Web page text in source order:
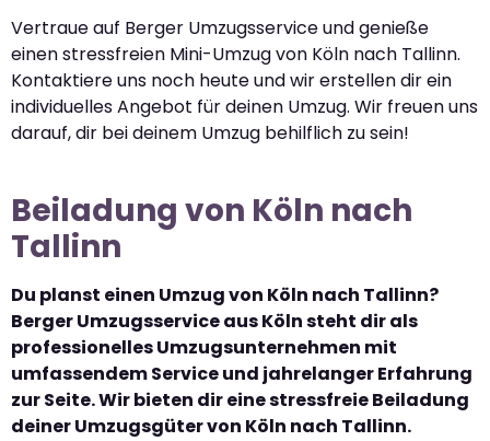
Vertraue auf Berger Umzugsservice und genieße
einen stressfreien Mini-Umzug von Köln nach Tallinn.
Kontaktiere uns noch heute und wir erstellen dir ein
individuelles Angebot für deinen Umzug. Wir freuen uns
darauf, dir bei deinem Umzug behilflich zu sein!
Beiladung von Köln nach
Tallinn
Du planst einen Umzug von Köln nach Tallinn?
Berger Umzugsservice aus Köln steht dir als
professionelles Umzugsunternehmen mit
umfassendem Service und jahrelanger Erfahrung
zur Seite. Wir bieten dir eine stressfreie Beiladung
deiner Umzugsgüter von Köln nach Tallinn.